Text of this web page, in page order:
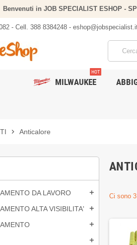
Benvenuti in JOB SPECIALIST ESHOP -
- Cell. 388 8384248 -
MILWAUKEE
HOT
chevron_right Anticalore
DA LAVORO add
ALTA VISIBILITA' add
add
add
Ci sono